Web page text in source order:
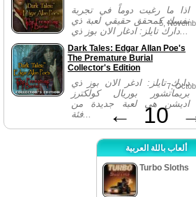
اذا ما رغبت دوماً في تجربة
نفسك كمحقق حقيقي لعبة ذي
دارك تايلز: ادغار الان بوز ذي...
5,
Dark Tales: Edgar Allan Poe's
The Premature Burial
Collector's Edition
دارك تايلز: ادغر الان بوز ذي
بريماتشور بوريال كولكترز
اديشن هي لعبة جديدة من
فئة...
7,
← 10
ألعاب باللة العربية
Turbo Sloths